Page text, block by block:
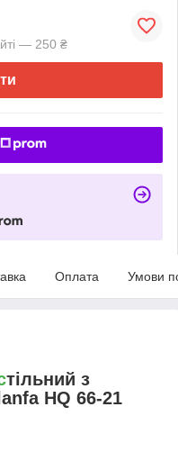
— 250 ₴
Оплата Умови
тільний з
HQ 66-21